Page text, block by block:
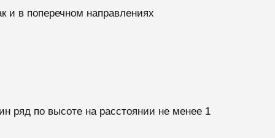
и в поперечном направлениях
ряд по высоте на расстоянии не менее 1